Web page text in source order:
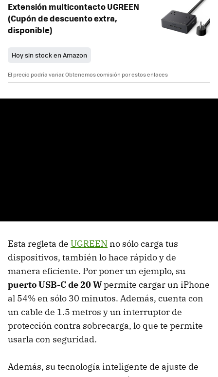
Extensión multicontacto UGREEN
(Cupón de descuento extra,
disponible)
Hoy sin stock en Amazon
El precio podría variar. Obtenemos comisión por estos enlaces
Esta regleta de UGREEN no sólo carga tus
dispositivos, también lo hace rápido y de
manera eficiente. Por poner un ejemplo, su
puerto USB-C de 20 Wpermite cargar un iPhone
al 54% en sólo 30 minutos. Además, cuenta con
un cable de 1.5 metros y un interruptor de
protección contra sobrecarga, lo que te permite
usarla con seguridad.
Además, su tecnología inteligente de ajuste de